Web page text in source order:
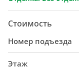
Стоимость
Номер подъезда
Этаж